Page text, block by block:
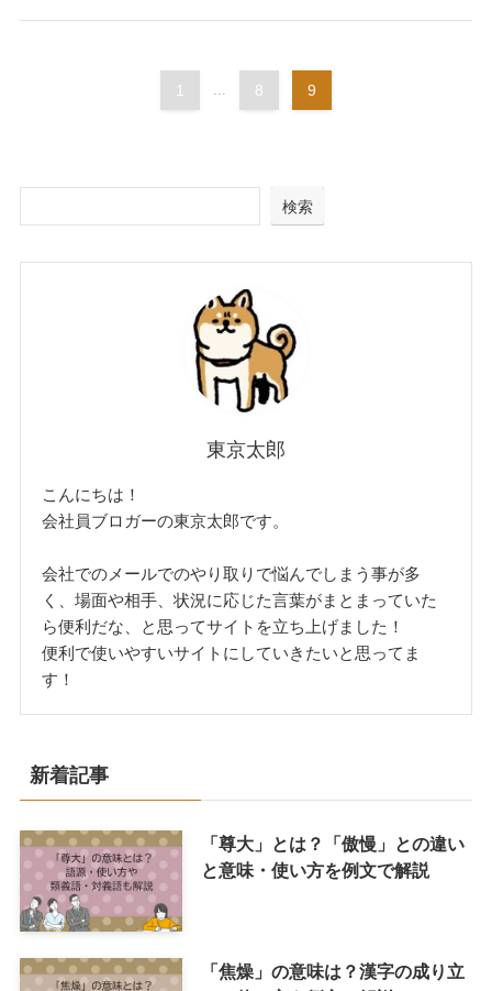
1 8 9
検索
東京太郎
こんにちは！
会社員ブロガーの東京太郎です。
会社でのメールでのやり取りで悩んでしまう事が多
く、場面や相手、状況に応じた言葉がまとまっていた
ら便利だな、と思ってサイトを立ち上げました！
便利で使いやすいサイトにしていきたいと思ってま
す！
新着記事
「尊大」とは？「傲慢」との違い
と意味・使い方を例文で解説
「焦燥」の意味は？漢字の成り立